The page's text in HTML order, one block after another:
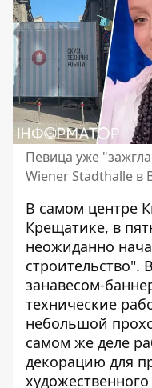
Певица уже
Wiener Stadthalle в
В самом центре
Крещатике, в
неожиданно
строительство".
занавесом-
технические
небольшой
самом же деле
декорацию для